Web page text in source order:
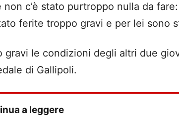
non c’è stato purtroppo nulla da
ferite troppo gravi e per lei sono
gravi le condizioni degli altri due
di Gallipoli.
a leggere